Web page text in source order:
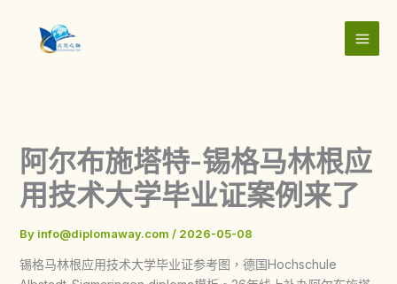
content
阿尔布施塔特-锡格马林根应
用技术大学毕业证案例来了
By info@diplomaway.com / 2026-05-08
锡格马林根应用技术大学毕业证参考图，德国Hochschule